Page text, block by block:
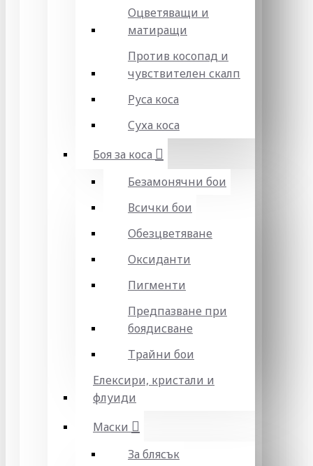
Оцветяващи и
матиращи
Против косопад и
чувствителен скалп
Руса коса
Суха коса
Боя за коса
Безамонячни бои
Всички бои
Обезцветяване
Оксиданти
Пигменти
Предпазване при
боядисване
Трайни бои
Елексири, кристали и
флуиди
Маски
За блясък